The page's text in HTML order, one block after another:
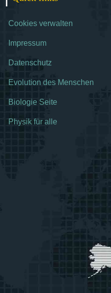
Cookies verwalten
Impressum
Datenschutz
Evolution des Menschen
Biologie Seite
Physik für alle